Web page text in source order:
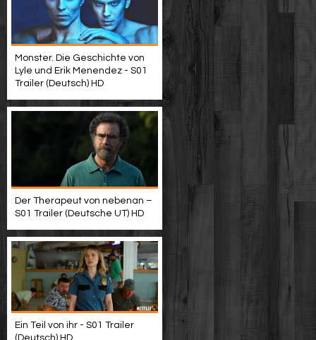
Monster. Die Geschichte von
Lyle und Erik Menendez - S01
Trailer (Deutsch) HD
Der Therapeut von nebenan –
S01 Trailer (Deutsche UT) HD
Ein Teil von ihr - S01 Trailer